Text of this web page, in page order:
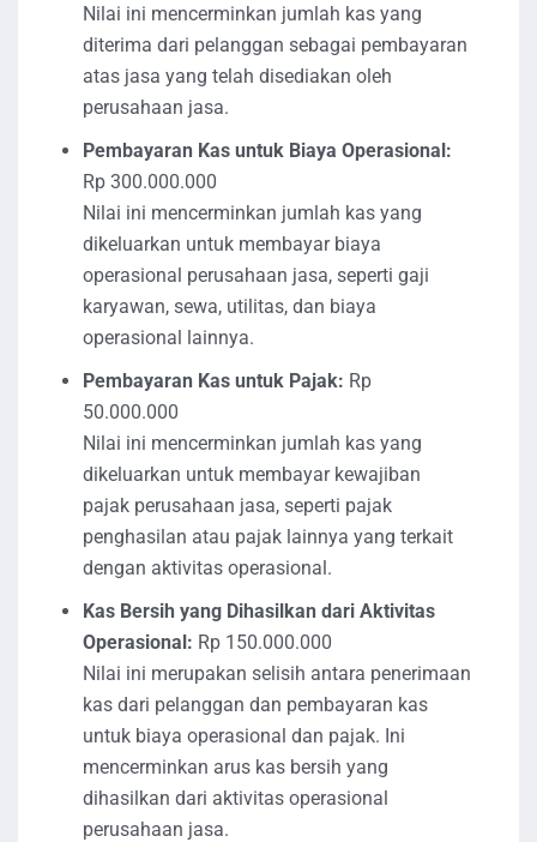
Nilai ini mencerminkan jumlah kas yang
diterima dari pelanggan sebagai pembayaran
atas jasa yang telah disediakan oleh
perusahaan jasa.
Pembayaran Kas untuk Biaya Operasional:
Rp 300.000.000
Nilai ini mencerminkan jumlah kas yang
dikeluarkan untuk membayar biaya
operasional perusahaan jasa, seperti gaji
karyawan, sewa, utilitas, dan biaya
operasional lainnya.
Pembayaran Kas untuk Pajak: Rp
50.000.000
Nilai ini mencerminkan jumlah kas yang
dikeluarkan untuk membayar kewajiban
pajak perusahaan jasa, seperti pajak
penghasilan atau pajak lainnya yang terkait
dengan aktivitas operasional.
Kas Bersih yang Dihasilkan dari Aktivitas
Operasional: Rp 150.000.000
Nilai ini merupakan selisih antara penerimaan
kas dari pelanggan dan pembayaran kas
untuk biaya operasional dan pajak. Ini
mencerminkan arus kas bersih yang
dihasilkan dari aktivitas operasional
perusahaan jasa.